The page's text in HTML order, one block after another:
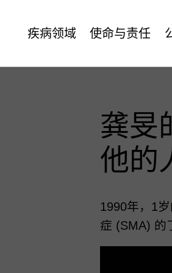
疾病领域 使命与责任
龚旻
他的
1990年，1
症 (SMA) 的